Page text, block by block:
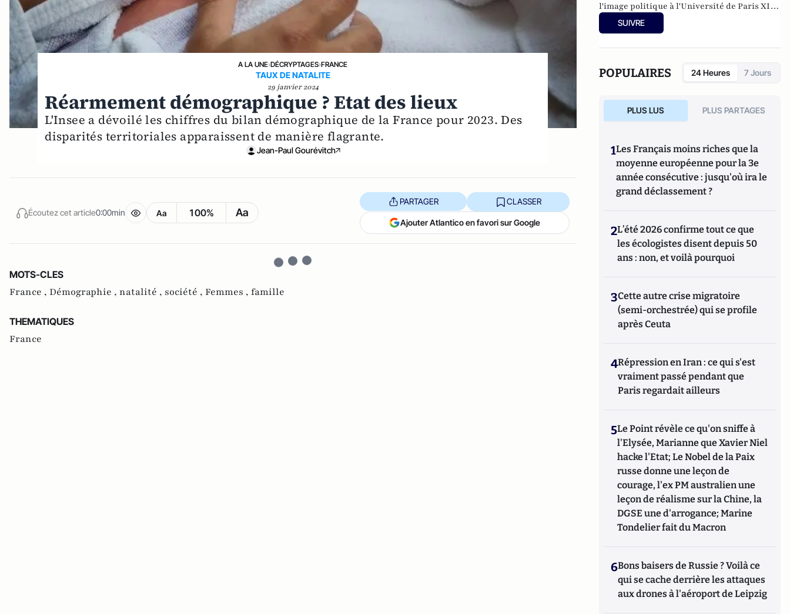
A LA UNE›DÉCRYPTAGES›FRANCE
TAUX DE NATALITE
29 janvier 2024
Réarmement démographique ? Etat des lieux
L'Insee a dévoilé les chiffres du bilan démographique de la France pour 2023. Des
disparités territoriales apparaissent de manière flagrante.
Jean-Paul Gourévitch
Écoutez cet article0:00min Aa 100% Aa
PARTAGER CLASSER
Ajouter Atlantico en favori sur Google
MOTS-CLES
France , Démographie , natalité , société , Femmes , famille
THEMATIQUES
France
l'image politique à l'Université de Paris XII,
a contribué à l'élaboration de l'histoire de la
littérature de la jeunesse et de ses
consacrés à l'Afrique et aux aspects sociaux
et économiques de l'immigration en France.
1520-2020 (L'Harmattan), La tentation
Zemmour et le Grand Remplacement
l'immigration (Contribuables Associés 2022).
SUIVRE
POPULAIRES 24 Heures 7 Jours
PLUS LUS PLUS PARTAGES
1Les Français moins riches que la
moyenne européenne pour la 3e
année consécutive : jusqu'où ira le
grand déclassement ?
2L’été 2026 confirme tout ce que
les écologistes disent depuis 50
ans : non, et voilà pourquoi
3Cette autre crise migratoire
(semi-orchestrée) qui se profile
après Ceuta
4Répression en Iran : ce qui s'est
vraiment passé pendant que
Paris regardait ailleurs
5Le Point révèle ce qu'on sniffe à
l'Elysée, Marianne que Xavier Niel
hacke l'Etat; Le Nobel de la Paix
russe donne une leçon de
courage, l'ex PM australien une
leçon de réalisme sur la Chine, la
DGSE une d'arrogance; Marine
Tondelier fait du Macron
6Bons baisers de Russie ? Voilà ce
qui se cache derrière les attaques
aux drones à l'aéroport de Leipzig